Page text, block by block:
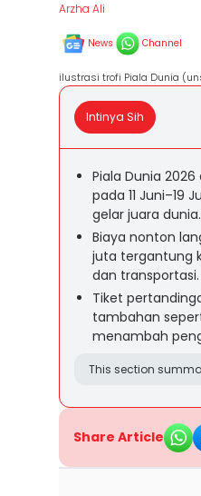
Arzha Ali
News Channel
ilustrasi trofi Piala Dunia
Intinya Sih
Piala Dunia
pada 11
gelar juara dunia.
Biaya nonton
juta tergantung
dan transportasi.
Tiket
tambahan
menambah
This section
Share Article